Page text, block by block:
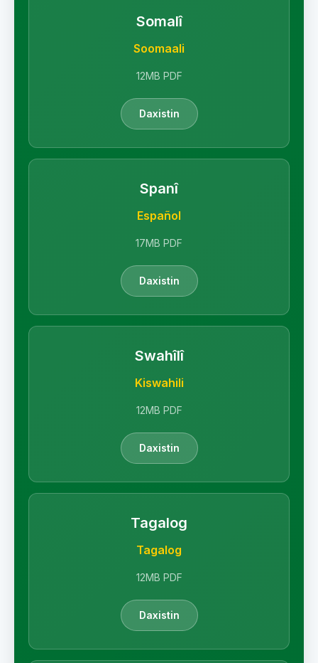
Somalî
Soomaali
12MB PDF
Daxistin
Spanî
Español
17MB PDF
Daxistin
Swahîlî
Kiswahili
12MB PDF
Daxistin
Tagalog
Tagalog
12MB PDF
Daxistin